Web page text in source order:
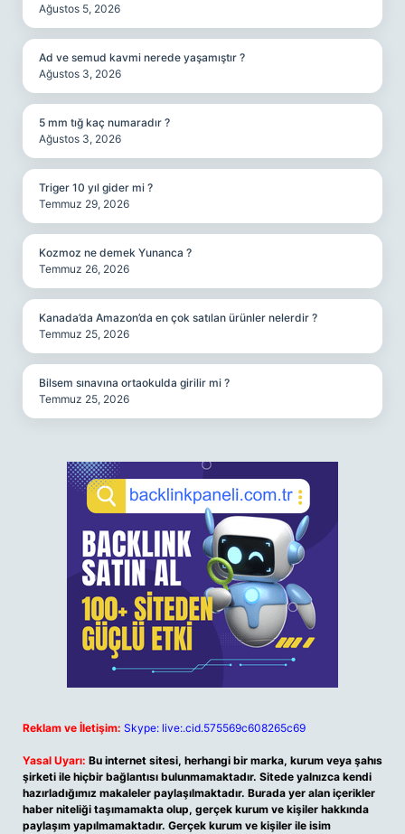
Ağustos 5, 2026
Ad ve semud kavmi nerede yaşamıştır ?
Ağustos 3, 2026
5 mm tığ kaç numaradır ?
Ağustos 3, 2026
Triger 10 yıl gider mi ?
Temmuz 29, 2026
Kozmoz ne demek Yunanca ?
Temmuz 26, 2026
Kanada’da Amazon’da en çok satılan ürünler nelerdir ?
Temmuz 25, 2026
Bilsem sınavına ortaokulda girilir mi ?
Temmuz 25, 2026
Reklam ve İletişim: Skype: live:.cid.575569c608265c69
Yasal Uyarı: Bu internet sitesi, herhangi bir marka, kurum veya şahıs
şirketi ile hiçbir bağlantısı bulunmamaktadır. Sitede yalnızca kendi
hazırladığımız makaleler paylaşılmaktadır. Burada yer alan içerikler
haber niteliği taşımamakta olup, gerçek kurum ve kişiler hakkında
paylaşım yapılmamaktadır. Gerçek kurum ve kişiler ile isim